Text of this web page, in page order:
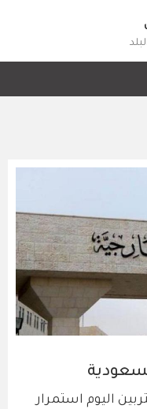
اليوم استمرار